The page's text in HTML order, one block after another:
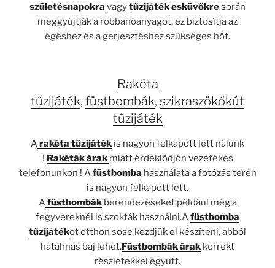
születésnapokra vagytűzijáték esküvőkresorán
meggyújtják a robbanóanyagot, ez biztosítja az
égéshez és a gerjesztéshez szükséges hőt.
Rakéta
tűzijáték, füstbombák, szikraszökőkút
tűzijáték
Arakéta tűzijáték is nagyon felkapott lett nálunk
! Rakéták árak miatt érdeklődjön vezetékes
telefonunkon ! Afüstbomba használata a fotózás terén
is nagyon felkapott lett.
Afüstbombákberendezéseket például még a
fegyvereknél is szokták használni.Afüstbomba
tűzijátékot otthon sose kezdjük el készíteni, abból
hatalmas baj lehet.Füstbombák árak korrekt
részletekkel együtt.